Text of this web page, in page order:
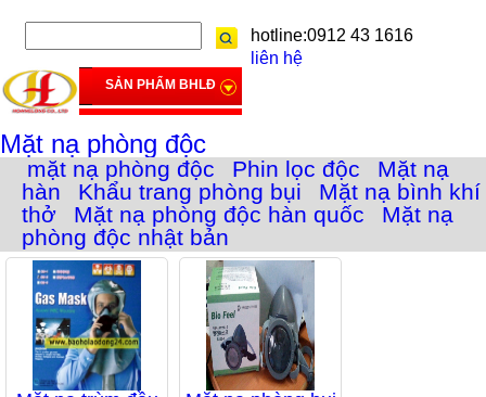
hotline:0912 43 1616
liên hệ
SẢN PHẨM BHLĐ
Mặt nạ phòng độc
mặt nạ phòng độc Phin lọc độc
Mặt nạ
hàn
Khẩu trang phòng bụi
Mặt nạ bình khí
thở
Mặt nạ phòng độc hàn quốc
Mặt nạ
phòng độc nhật bản